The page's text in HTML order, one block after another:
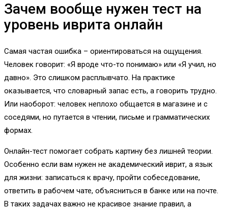
Зачем вообще нужен тест на
уровень иврита онлайн
Самая частая ошибка – ориентироваться на ощущения.
Человек говорит: «Я вроде что-то понимаю» или «Я учил, но
давно». Это слишком расплывчато. На практике
оказывается, что словарный запас есть, а говорить трудно.
Или наоборот: человек неплохо общается в магазине и с
соседями, но путается в чтении, письме и грамматических
формах.
Онлайн-тест помогает собрать картину без лишней теории.
Особенно если вам нужен не академический иврит, а язык
для жизни: записаться к врачу, пройти собеседование,
ответить в рабочем чате, объясниться в банке или на почте.
В таких задачах важно не красивое знание правил, а